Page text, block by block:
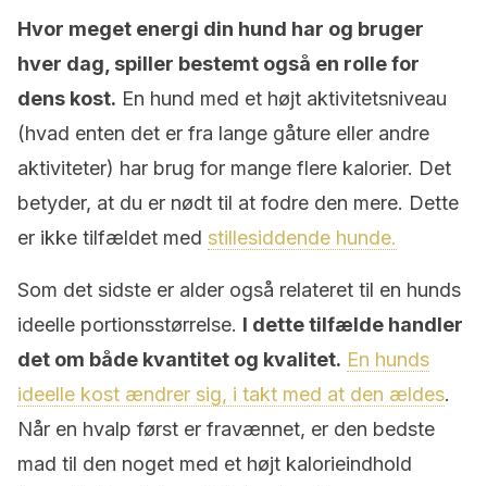
Hvor meget energi din hund har og bruger
hver dag, spiller bestemt også en rolle for
dens kost. En hund med et højt aktivitetsniveau
(hvad enten det er fra lange gåture eller andre
aktiviteter) har brug for mange flere kalorier. Det
betyder, at du er nødt til at fodre den mere. Dette
er ikke tilfældet med stillesiddende hunde.
Som det sidste er alder også relateret til en hunds
ideelle portionsstørrelse. I dette tilfælde handler
det om både kvantitet og kvalitet. En hunds
ideelle kost ændrer sig, i takt med at den ældes.
Når en hvalp først er fravænnet, er den bedste
mad til den noget med et højt kalorieindhold